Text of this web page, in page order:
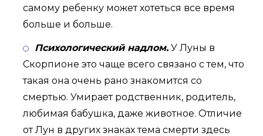
самому ребенку может хотеться все время
больше и больше.
Психологический надлом. У Луны в
Скорпионе это чаще всего связано с тем, что
такая она очень рано знакомится со
смертью. Умирает родственник, родитель,
любимая бабушка, даже животное. Отличие
от Лун в других знаках тема смерти здесь